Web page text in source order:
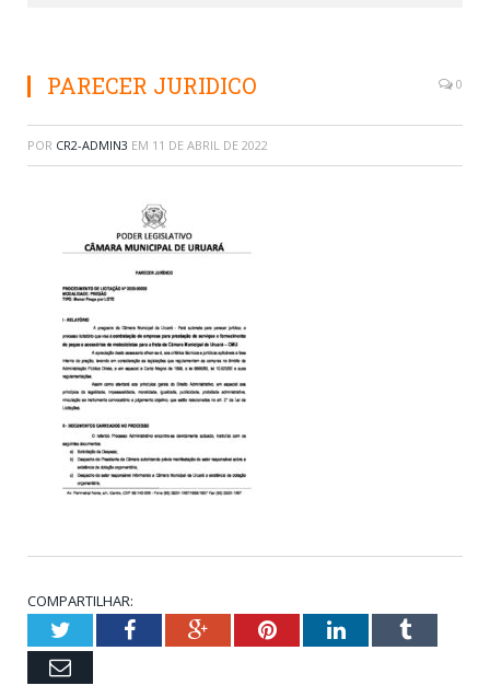
PARECER JURIDICO 0
POR CR2-ADMIN3 EM 11 DE ABRIL DE 2022
COMPARTILHAR:
TwitterFacebookGoogle+PinterestLinkedInTumblr
Email